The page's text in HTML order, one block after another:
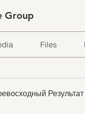
Group
Files
Результат